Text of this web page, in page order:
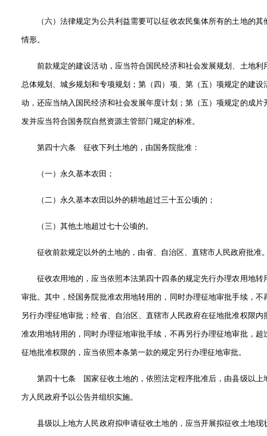
（六）法律规定为公共利益需要可以征收农民集体所有的土地的其
情形。
前款规定的建设活动，应当符合国民经济和社会发展规划、土地利
总体规划、城乡规划和专项规划；第（四）项、第（五）项规定的建设
动，还应当纳入国民经济和社会发展年度计划；第（五）项规定的成片
发并应当符合国务院自然资源主管部门规定的标准。
第四十六条 征收下列土地的，由国务院批准：
（一）永久基本农田；
（二）永久基本农田以外的耕地超过三十五公顷的；
（三）其他土地超过七十公顷的。
征收前款规定以外的土地的，由省、自治区、直辖市人民政府批准
征收农用地的，应当依照本法第四十四条的规定先行办理农用地转
审批。其中，经国务院批准农用地转用的，同时办理征地审批手续，不
另行办理征地审批；经省、自治区、直辖市人民政府在征地批准权限内
准农用地转用的，同时办理征地审批手续，不再另行办理征地审批，超
征地批准权限的，应当依照本条第一款的规定另行办理征地审批。
第四十七条 国家征收土地的，依照法定程序批准后，由县级以上
方人民政府予以公告并组织实施。
县级以上地方人民政府拟申请征收土地的，应当开展拟征收土地现